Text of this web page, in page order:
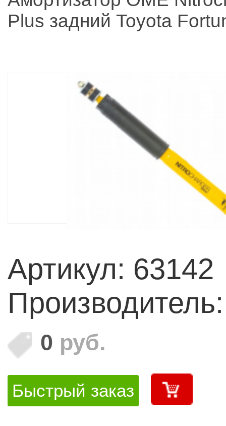
Plus задний Toyota
Артикул: 63142
0 руб.
Быстрый заказ